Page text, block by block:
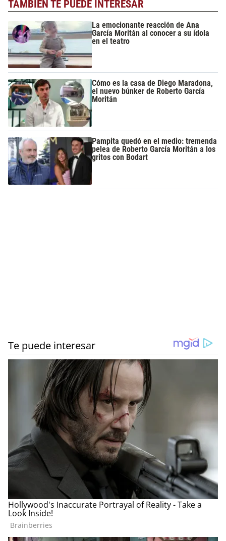
TAMBIÉN TE PUEDE INTERESAR
La emocionante reacción de Ana
García Moritán al conocer a su ídola
en el teatro
Cómo es la casa de Diego Maradona,
el nuevo búnker de Roberto García
Moritán
Pampita quedó en el medio: tremenda
pelea de Roberto García Moritán a los
gritos con Bodart